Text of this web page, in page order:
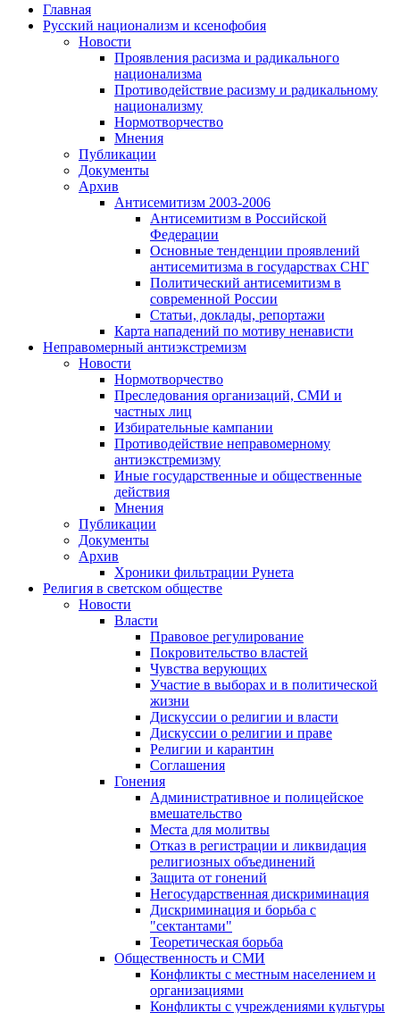
Главная
Русский национализм и ксенофобия
Новости
Проявления расизма и радикального
национализма
Противодействие расизму и радикальному
национализму
Нормотворчество
Мнения
Публикации
Документы
Архив
Антисемитизм 2003-2006
Антисемитизм в Российской
Федерации
Основные тенденции проявлений
антисемитизма в государствах СНГ
Политический антисемитизм в
современной России
Статьи, доклады, репортажи
Карта нападений по мотиву ненависти
Неправомерный антиэкстремизм
Новости
Нормотворчество
Преследования организаций, СМИ и
частных лиц
Избирательные кампании
Противодействие неправомерному
антиэкстремизму
Иные государственные и общественные
действия
Мнения
Публикации
Документы
Архив
Хроники фильтрации Рунета
Религия в светском обществе
Новости
Власти
Правовое регулирование
Покровительство властей
Чувства верующих
Участие в выборах и в политической
жизни
Дискуссии о религии и власти
Дискуссии о религии и праве
Религии и карантин
Соглашения
Гонения
Административное и полицейское
вмешательство
Места для молитвы
Отказ в регистрации и ликвидация
религиозных объединений
Защита от гонений
Негосударственная дискриминация
Дискриминация и борьба с
"сектантами"
Теоретическая борьба
Общественность и СМИ
Конфликты с местным населением и
организациями
Конфликты с учреждениями культуры